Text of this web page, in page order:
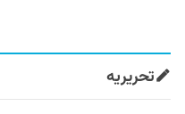
تحریریه